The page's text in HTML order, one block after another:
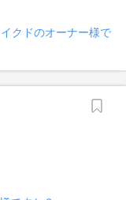
クドのオーナー様で